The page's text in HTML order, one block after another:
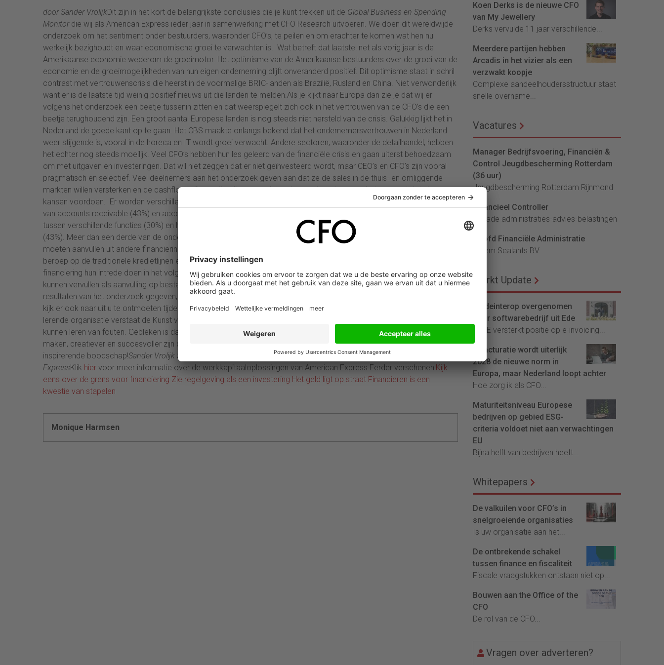
door Sander VrolijkDit zijn in het kort de belangrijkste conclusies die je kunt trekken uit de Global Business en Spending
Monitordie wij als American Express ieder jaar in samenwerking met CFO Research uitvoeren. We doen dit wereldwijde
onderzoek om het sentiment onder bestuurders, waaronder CFO’s, te peilen en om erachter te komen wat hen nu
werkelijk bezighoudt en waar economische groei te verwachten is. Wat betreft dat laatste: net als vorig jaar is de
Amerikaanse economie wederom de groeimotor. Het optimisme van de Amerikaanse bestuurders over de groei van de
economie en de groeimogelijkheden van hun eigen onderneming blijft onveranderd positief. Dit optimisme staat in schril
contrast met vertrouwenscrisis die heerst in de voormalige BRIC-landen als Brazilië, Rusland en China. Niet verwonderlijk
want er is de laatste tijd weinig positief nieuws uit die landen te melden.Als je kijkt naar Europa dan zie je dat wij er
volgens het onderzoek een beetje tussenin zitten en dat weerspiegelt zich ook in het vertrouwen van de CFO’s die een
beetje terughoudend zijn. Een groot aantal Europese landen is nog steeds niet hersteld van de crisis. Gelukkig lijkt het in
Nederland de goede kant op te gaan. Het CBS maakte onlangs bekend dat het ondernemersvertrouwen in Nederland
weer stijgende is, vooral in de horeca en IT wordt groei verwacht. Andere sectoren, waaronder de detailhandel, hebben
het echter nog steeds moeilijk. Veel CFO’s hebben hun les geleerd van de financiële crisis en gaan uiterst behoedzaam
om met uitgaven en investeringen. Dat wil niet zeggen dat er niet geïnvesteerd wordt, maar CEO’s en CFO’s zijn vooral
pragmatisch en selectief. Veel deelnemers aan het onderzoek geven aan dat ze de sales in de thuis- en omliggende
markten willen versterken en de cashflow willen optimaliseren zodat ze kunnen investeren op het moment dat zich
kansen voordoen. Er worden verschillende strategieën gebruikt om de cashflow te versterken zoals het optimaliseren
van accounts receivable (43%) en accounts payable (42%), het verbeteren van de samenwerking en communicatie
tussen verschillende functies (30%) en het investeren in technologie om zicht te krijgen op de cash-conversie cyclus
(43%). Meer dan een derde van de ondervraagde CFO’s verwacht dat dit niet voldoende zal zijn en dat zij hun cashflow
moeten aanvullen uit andere financieringsbronnen.Om hun werkkapitaal te verbeteren doen bestuurders nog altijd een
beroep op de traditionele kredietlijnen en supply chain financiering. Ik ben benieuwd wanneer nieuwe vormen van
financiering hun intrede doen in het volgende onderzoek. Er zijn inmiddels diverse nieuwe fintech initiatieven die een rol
kunnen vervullen als aanvulling op bestaande financieringsvormen.Ik heb hier slechts een beknopte weergaven van de
resultaten van het onderzoek gegeven, maar in de komende editie van
kijk er ook naar uit u te ontmoeten tijdens de masterclass die we organiseren opCFO Day
lerende organisatie verstaat de Kunst van het Falen’. Hierin staat de lerende organisatie centraal en vooral hoe we
kunnen leren van fouten. Gebleken is dat mensen die gericht zijn op groei en ontwikkelingen en daarbij fouten mogen
maken, creatiever en succesvoller zijn dan medewerkers die vooral bezig zijn met het moeten presteren. Dat is een
inspirerende boodschap!Sander Vrolijk Sander Vrolijk is Manager Business Development Nederland bij American
ExpressKlik hier voor meer informatie over de werkkapitaaloplossingen van American Express Eerder verschenen:Kijk
eens over de grens voor financiering Zie regelgeving als een investering Het geld ligt op straat Financieren is een
kwestie van stapelen
Monique Harmsen
Koen Derks is de nieuwe CFO
van My Jewellery
Derks vervulde 11 jaar verschillende...
Meerdere partijen hebben
Arcadis in het vizier als een
verzwakt koopje
Complexe aandeelhoudersstructuur staat
snelle overname...
Vacatures
Manager Bedrijfsvoering, Financiën &
Control Jeugdbescherming Rotterdam
(36 uur)
Jeugdbescherming Rotterdam Rijnmond
Financieel Controller
lArcade administraties-advies-belastingen
Hoofd Financiële Administratie
Bloem Sealants BV
Markt Update
Tradeinterop overgenomen
door softwarebedrijf uit Ede
4CEE versterkt positie op e-invoicing...
E-facturatie wordt uiterlijk
2028 de nieuwe norm in
Europa, maar Nederland loopt achter
Hoe zorg ik als CFO...
Maturiteitsniveau Europese
bedrijven op gebied ESG-
criteria voldoet niet aan verwachtingen
EU
Bijna helft van bedrijven heeft...
Whitepapers
De valkuilen voor CFO’s in
snelgroeiende organisaties
Is uw organisatie aan het...
De ontbrekende schakel
tussen finance en fiscaliteit
Fiscale vraagstukken ontstaan niet op...
Bouwen aan the Office of the
CFO
De rol van de CFO...
Vragen over adverteren?